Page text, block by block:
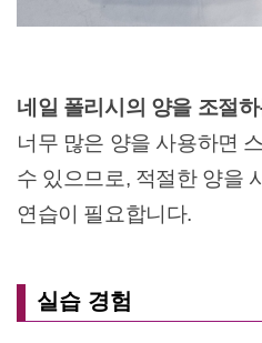
네일 폴리시의 양을 조절
너무 많은 양을 사용하면
수 있으므로, 적절한 양을
연습이 필요합니다.
실습 경험